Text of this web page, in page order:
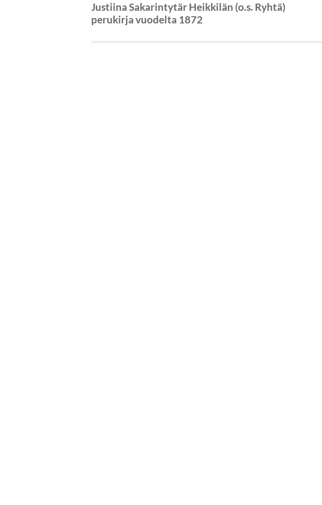
Justiina Sakarintytär Heikkilän (o.s. Ryhtä)
perukirja vuodelta 1872